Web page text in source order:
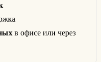
в офисе или через